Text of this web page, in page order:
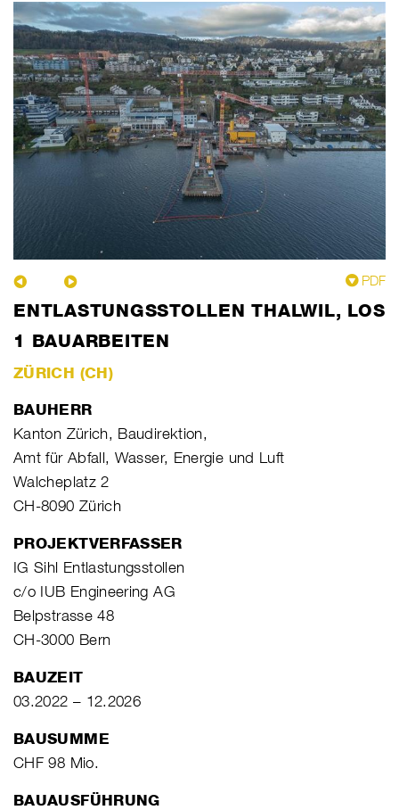
PDF
ENTLASTUNGSSTOLLEN THALWIL, LOS
1 BAUARBEITEN
ZÜRICH (CH)
BAUHERR
Kanton Zürich, Baudirektion,
Amt für Abfall, Wasser, Energie und Luft
Walcheplatz 2
CH-8090 Zürich
PROJEKTVERFASSER
IG Sihl Entlastungsstollen
c/o IUB Engineering AG
Belpstrasse 48
CH-3000 Bern
BAUZEIT
03.2022 – 12.2026
BAUSUMME
CHF 98 Mio.
BAUAUSFÜHRUNG